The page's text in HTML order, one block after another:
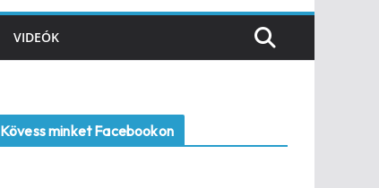
VIDEÓK
Kövess minket Facebookon